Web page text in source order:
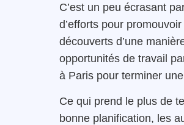
C’est un peu écrasant
d’efforts pour
découverts d’une
opportunités de travail
à Paris pour terminer
Ce qui prend le plus de
bonne planification, les